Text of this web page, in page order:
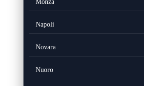
Monza
Napoli
Novara
Nuoro